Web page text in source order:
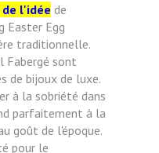
l'idée de
Easter Egg
traditionnelle.
Fabergé sont
de bijoux de luxe.
à la sobriété dans
parfaitement à la
goût de l'époque.
pour le